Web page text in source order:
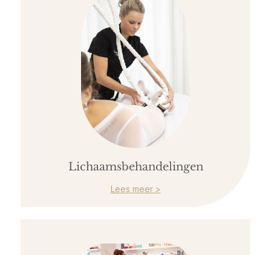
Lichaamsbehandelingen
Lees meer >